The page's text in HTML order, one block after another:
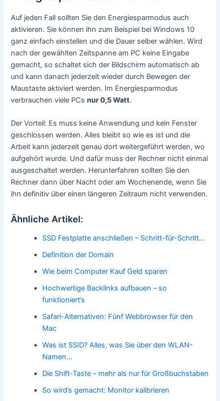
Auf jeden Fall sollten Sie den Energiesparmodus auch
aktivieren. Sie können ihn zum Beispiel bei Windows 10
ganz einfach einstellen und die Dauer selber wählen. Wird
nach der gewählten Zeitspanne am PC keine Eingabe
gemacht, so schaltet sich der Bildschirm automatisch ab
und kann danach jederzeit wieder durch Bewegen der
Maustaste aktiviert werden. Im Energiesparmodus
verbrauchen viele PCsnur 0,5 Watt.
Der Vorteil: Es muss keine Anwendung und kein Fenster
geschlossen werden. Alles bleibt so wie es ist und die
Arbeit kann jederzeit genau dort weitergeführt werden, wo
aufgehört wurde. Und dafür muss der Rechner nicht einmal
ausgeschaltet werden. Herunterfahren sollten Sie den
Rechner dann über Nacht oder am Wochenende, wenn Sie
ihn definitiv über einen längeren Zeitraum nicht verwenden.
Ähnliche Artikel:
SSD Festplatte anschließen – Schritt-für-Schritt…
Definition der Domain
Wie beim Computer Kauf Geld sparen
Hochwertige Backlinks aufbauen – so
funktioniert’s
Safari-Alternativen: Fünf Webbrowser für den
Mac
Was ist SSID? Alles, was Sie über den WLAN-
Namen…
Die Shift-Taste – mehr als nur für Großbuchstaben
So wird’s gemacht: Monitor kalibrieren